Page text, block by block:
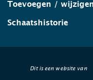
Toevoegen /
Schaatshistorie
Dit is een website van